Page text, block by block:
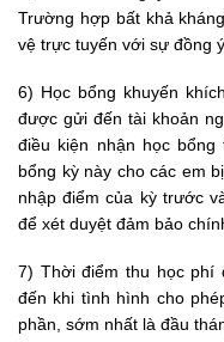
Trường hợp bất khả
vệ trực tuyến với sự đồng
6) Học bổng khuyến
được gửi đến tài khoản
điều kiện nhận học
bổng kỳ này cho các em
nhập điểm của kỳ trước
để xét duyệt đảm bảo
7) Thời điểm thu học phí
đến khi tình hình cho
phần, sớm nhất là đầu